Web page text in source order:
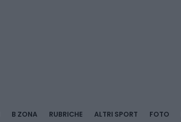
B ZONA RUBRICHE ALTRI SPORT FOTO